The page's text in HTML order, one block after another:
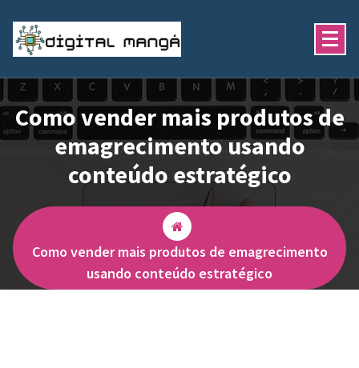
para
Como vender mais produtos de
emagrecimento usando
conteúdo estratégico
Como vender mais produtos de emagrecimento
usando conteúdo estratégico